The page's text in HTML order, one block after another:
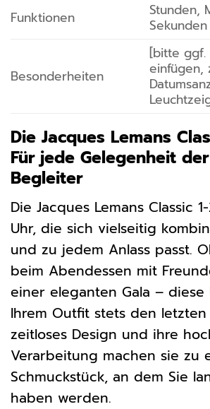
Funktionen
Stunden,
Sekunden
Besonderheiten
[bitte ggf.
einfügen,
Die Jacques Lemans
Für jede Gelegenheit
Begleiter
Die Jacques Lemans Classic
Uhr, die sich vielseitig
und zu jedem Anlass passt.
beim Abendessen mit
einer eleganten Gala –
Ihrem Outfit stets den letzten
zeitloses Design und ihre
Verarbeitung machen sie zu
Schmuckstück, an dem Sie
haben werden.